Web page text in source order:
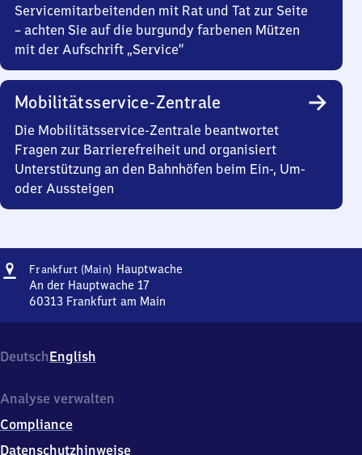
Servicemitarbeitenden mit Rat und Tat zur Seite
– achten Sie auf die burgundy farbenen Mützen
mit der Aufschrift „Service“
Mobilitätsservice-Zentrale
Die Mobilitätsservice-Zentrale beantwortet
Fragen zur Barrierefreiheit und organisiert
Unterstützung an den Bahnhöfen beim Ein-, Um-
oder Aussteigen
Adresse
Frankfurt (Main) Hauptwache
An der Hauptwache 17
60313 Frankfurt am Main
Hauptwache,
An
Hauptwache
6
0
DeutschEnglish
Analyse verwalten
Compliance
Datenschutzhinweise